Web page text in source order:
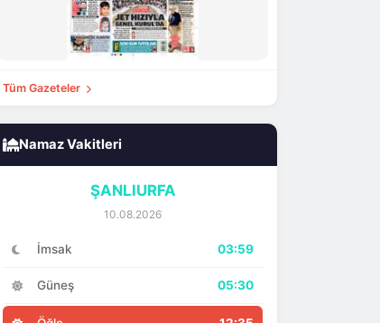
Tüm Gazeteler
Namaz Vakitleri
ŞANLIURFA
10.08.2026
İmsak 03:59
Güneş 05:30